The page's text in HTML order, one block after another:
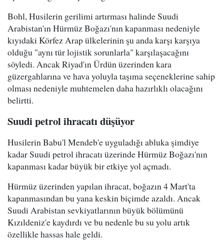
Bohl, Husilerin gerilimi artırması halinde Suudi
Arabistan'ın Hürmüz Boğazı'nın kapanması nedeniyle
kıyıdaki Körfez Arap ülkelerinin şu anda karşı karşıya
olduğu "aynı tür lojistik sorunlarla" karşılaşacağını
söyledi. Ancak Riyad'ın Ürdün üzerinden kara
güzergahlarına ve hava yoluyla taşıma seçeneklerine sahip
olması nedeniyle muhtemelen daha hazırlıklı olacağını
belirtti.
Suudi petrol ihracatı düşüyor
Husilerin Babu'l Mendeb'e uyguladığı abluka şimdiye
kadar Suudi petrol ihracatı üzerinde Hürmüz Boğazı'nın
kapanması kadar büyük bir etkiye yol açmadı.
Hürmüz üzerinden yapılan ihracat, boğazın 4 Mart'ta
kapanmasından bu yana keskin biçimde azaldı. Ancak
Suudi Arabistan sevkiyatlarının büyük bölümünü
Kızıldeniz'e kaydırdı ve bu nedenle bu su yolu artık
özellikle hassas hale geldi.